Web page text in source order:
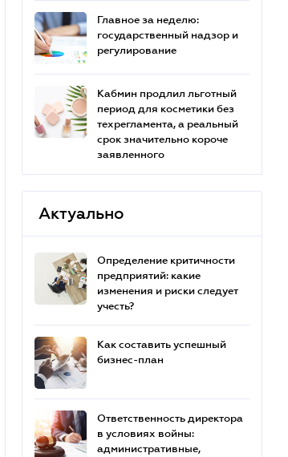
Главное за неделю:
государственный надзор и
регулирование
Кабмин продлил льготный
период для косметики без
техрегламента, а реальный
срок значительно короче
заявленного
Актуально
Определение критичности
предприятий: какие
изменения и риски следует
учесть?
Как составить успешный
бизнес-план
Ответственность директора
в условиях войны:
административные,